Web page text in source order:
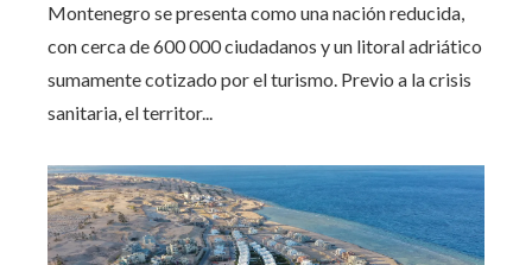
Montenegro se presenta como una nación reducida,
con cerca de 600 000 ciudadanos y un litoral adriático
sumamente cotizado por el turismo. Previo a la crisis
sanitaria, el territor...